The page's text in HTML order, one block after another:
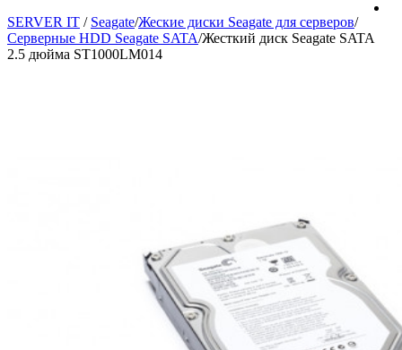
SERVER IT / Seagate/Жеские диски Seagate для серверов/
Серверные HDD Seagate SATA/Жесткий диск Seagate SATA
2.5 дюйма ST1000LM014